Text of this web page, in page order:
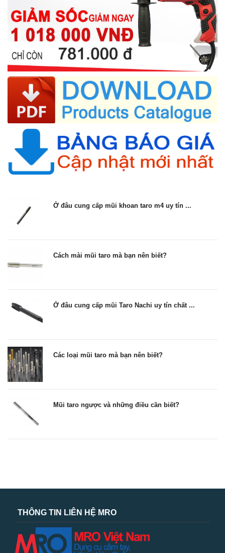
Ở đâu cung cấp mũi khoan taro m4 uy tín ...
Cách mài mũi taro mà bạn nên biết?
Ở đâu cung cấp mũi Taro Nachi uy tín chất ...
Các loại mũi taro mà bạn nên biết?
Mũi taro ngược và những điều cần biết?
THÔNG TIN LIÊN HỆ MRO